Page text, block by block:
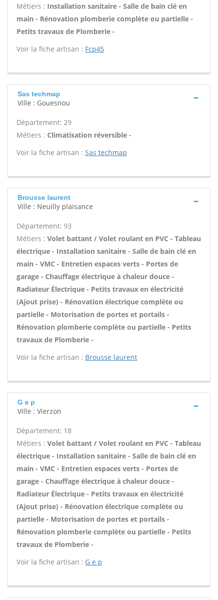
Métiers : Installation sanitaire - Salle de bain clé en
main - Rénovation plomberie complète ou partielle -
Petits travaux de Plomberie -
Voir la fiche artisan : Fcp45
Sas techmap
Ville : Gouesnou
Département: 29
Métiers : Climatisation réversible -
Voir la fiche artisan : Sas techmap
Brousse laurent
Ville : Neuilly plaisance
Département: 93
Métiers : Volet battant / Volet roulant en PVC - Tableau
électrique - Installation sanitaire - Salle de bain clé en
main - VMC - Entretien espaces verts - Portes de
garage - Chauffage électrique à chaleur douce -
Radiateur Électrique - Petits travaux en électricité
(Ajout prise) - Rénovation électrique complète ou
partielle - Motorisation de portes et portails -
Rénovation plomberie complète ou partielle - Petits
travaux de Plomberie -
Voir la fiche artisan : Brousse laurent
G e p
Ville : Vierzon
Département: 18
Métiers : Volet battant / Volet roulant en PVC - Tableau
électrique - Installation sanitaire - Salle de bain clé en
main - VMC - Entretien espaces verts - Portes de
garage - Chauffage électrique à chaleur douce -
Radiateur Électrique - Petits travaux en électricité
(Ajout prise) - Rénovation électrique complète ou
partielle - Motorisation de portes et portails -
Rénovation plomberie complète ou partielle - Petits
travaux de Plomberie -
Voir la fiche artisan : G e p